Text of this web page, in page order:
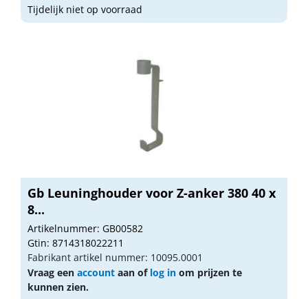
Tijdelijk niet op voorraad
Gb Leuninghouder voor Z-anker 380 40 x
8...
Artikelnummer: GB00582
Gtin: 8714318022211
Fabrikant artikel nummer: 10095.0001
Vraag een account aan of log in om prijzen te
kunnen zien.